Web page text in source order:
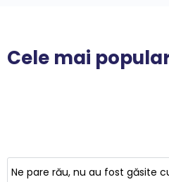
Cele mai
Ne pare rău, nu au fost găsite